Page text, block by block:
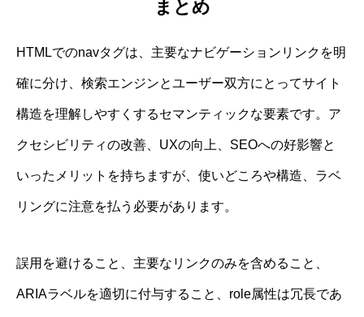
まとめ
HTMLでのnavタグは、主要なナビゲーションリンクを明
確に分け、検索エンジンとユーザー双方にとってサイト
構造を理解しやすくするセマンティックな要素です。ア
クセシビリティの改善、UXの向上、SEOへの好影響と
いったメリットを持ちますが、使いどころや構造、ラベ
リングに注意を払う必要があります。
誤用を避けること、主要なリンクのみを含めること、
ARIAラベルを適切に付与すること、role属性は冗長であ